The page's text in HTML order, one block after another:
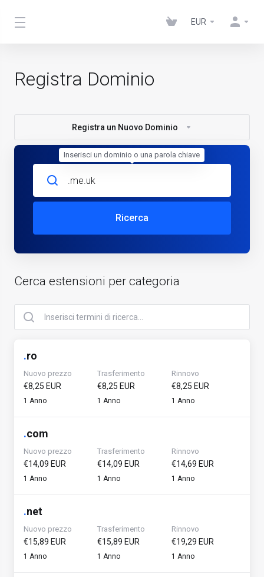
EUR
Registra Dominio
Registra un Nuovo Dominio
Ricerca
Cerca estensioni per categoria
.ro
Nuovo prezzo
€8,25 EUR
1 Anno
Trasferimento
€8,25 EUR
1 Anno
Rinnovo
€8,25 EUR
1 Anno
.com
Nuovo prezzo
€14,09 EUR
1 Anno
Trasferimento
€14,09 EUR
1 Anno
Rinnovo
€14,69 EUR
1 Anno
.net
Nuovo prezzo
€15,89 EUR
1 Anno
Trasferimento
€15,89 EUR
1 Anno
Rinnovo
€19,29 EUR
1 Anno
Inserisci un dominio o una parola chiave